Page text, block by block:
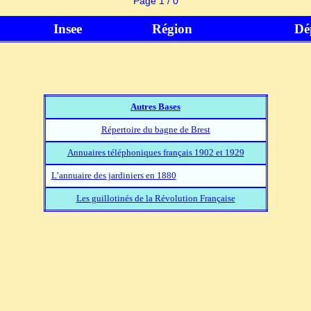
Insee Région
Autres Bases
Répertoire du bagne de Brest
Annuaires téléphoniques français 1902 et 1929
L’annuaire des jardiniers en 1880
Les guillotinés de la Révolution Française